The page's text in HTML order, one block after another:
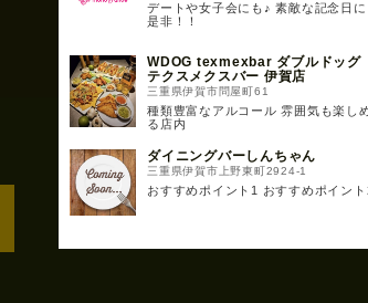
デートや女子会にも♪ 素敵な記念日に
是非！！
WDOG texmexbar ダブルドッグ
テクスメクスバー 伊賀店
三重県伊賀市問屋町61
種類豊富なアルコール 雰囲気も楽し
る店内
ダイニングバーしんちゃん
三重県伊賀市上野東町2924-1
おすすめポイント1 おすすめポイン